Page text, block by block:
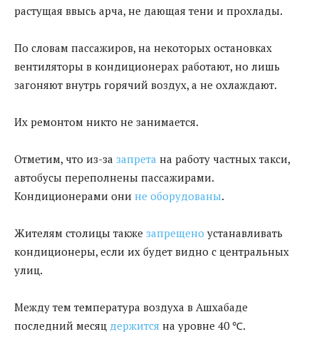
растущая ввысь арча, не дающая тени и прохлады.
По словам пассажиров, на некоторых остановках
вентиляторы в кондиционерах работают, но лишь
загоняют внутрь горячий воздух, а не охлаждают.
Их ремонтом никто не занимается.
Отметим, что из-за запрета на работу частных такси,
автобусы переполнены пассажирами.
Кондиционерами они не оборудованы.
Жителям столицы также запрещено устанавливать
кондиционеры, если их будет видно с центральных
улиц.
Между тем температура воздуха в Ашхабаде
последний месяц держится на уровне 40 ℃.